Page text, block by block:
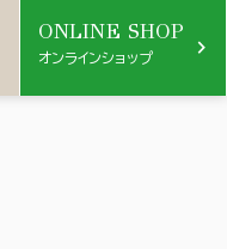
ONLINE SHOP
オンラインショップ chevron_right